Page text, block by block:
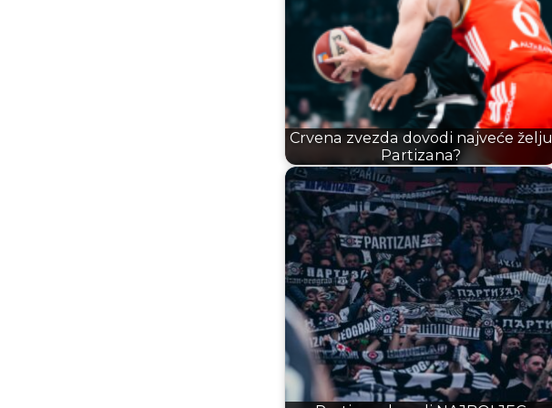
Crvena zvezda dovodi najveće želju
Partizana?